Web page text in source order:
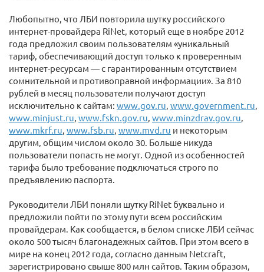
Любопытно, что ЛБИ повторила шутку российского
интернет-провайдера RiNet, который еще в ноябре 2012
года предложил своим пользователям «уникальный
тариф, обеспечивающий доступ только к проверенным
интернет-ресурсам — с гарантированным отсутствием
сомнительной и противоправной информации». За 810
рублей в месяц пользователи получают доступ
исключительно к сайтам: www.gov.ru, www.government.ru,
www.minjust.ru, www.fskn.gov.ru, www.minzdrav.gov.ru,
www.mkrf.ru, www.fsb.ru, www.mvd.ru и некоторым
другим, общим числом около 30. Больше никуда
пользователи попасть не могут. Одной из особенностей
тарифа было требование подключаться строго по
предъявлению паспорта.
Руководители ЛБИ поняли шутку RiNet буквально и
предложили пойти по этому пути всем российским
провайдерам. Как сообщается, в белом списке ЛБИ сейчас
около 500 тысяч благонадежных сайтов. При этом всего в
мире на конец 2012 года, согласно данным Netcraft,
зарегистрировано свыше 800 млн сайтов. Таким образом,